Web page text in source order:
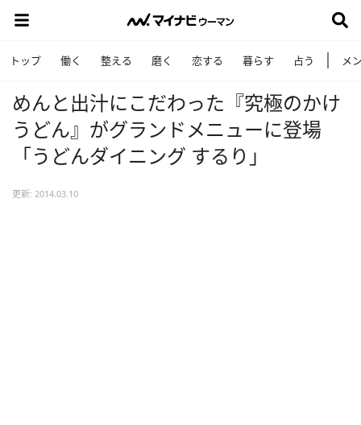
トップ 働く 整える 磨く 恋する 暮らす 占う メ
めんと出汁にこだわった『究極のかけ
うどん』がグランドメニューに登場
「うどんダイニング するり」
更新: 2014.03.10